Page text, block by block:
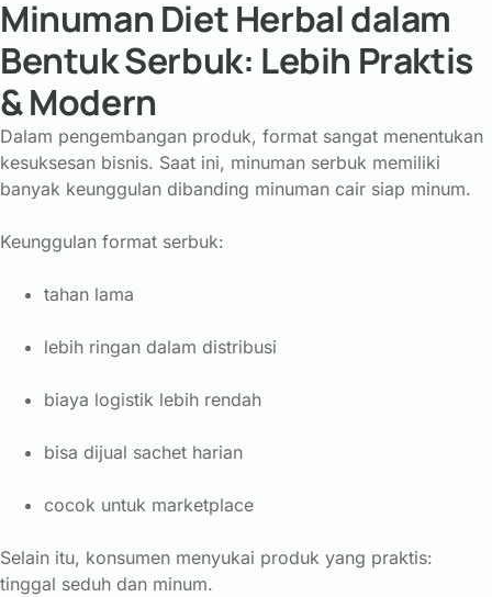
Minuman Diet Herbal dalam
Bentuk Serbuk: Lebih Praktis
& Modern
Dalam pengembangan produk, format sangat menentukan
kesuksesan bisnis. Saat ini, minuman serbuk memiliki
banyak keunggulan dibanding minuman cair siap minum.
Keunggulan format serbuk:
tahan lama
lebih ringan dalam distribusi
biaya logistik lebih rendah
bisa dijual sachet harian
cocok untuk marketplace
Selain itu, konsumen menyukai produk yang praktis:
tinggal seduh dan minum.